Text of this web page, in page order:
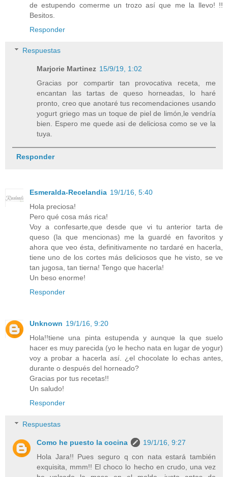
de estupendo comerme un trozo así que me la llevo! !!
Besitos.
Responder
Respuestas
Marjorie Martinez 15/9/19, 1:02
Gracias por compartir tan provocativa receta, me
encantan las tartas de queso horneadas, lo haré
pronto, creo que anotaré tus recomendaciones usando
yogurt griego mas un toque de piel de limón,le vendría
bien. Espero me quede asi de deliciosa como se ve la
tuya.
Responder
Esmeralda-Recelandia 19/1/16, 5:40
Hola preciosa!
Pero qué cosa más rica!
Voy a confesarte,que desde que vi tu anterior tarta de
queso (la que mencionas) me la guardé en favoritos y
ahora que veo ésta, definitivamente no tardaré en hacerla,
tiene uno de los cortes más deliciosos que he visto, se ve
tan jugosa, tan tierna! Tengo que hacerla!
Un beso enorme!
Responder
Unknown 19/1/16, 9:20
Hola!!tiene una pinta estupenda y aunque la que suelo
hacer es muy parecida (yo le hecho nata en lugar de yogur)
voy a probar a hacerla así. ¿el chocolate lo echas antes,
durante o después del horneado?
Gracias por tus recetas!!
Un saludo!
Responder
Respuestas
Como he puesto la cocina
19/1/16, 9:27
Hola Jara!! Pues seguro q con nata estará también
exquisita, mmm!! El choco lo hecho en crudo, una vez